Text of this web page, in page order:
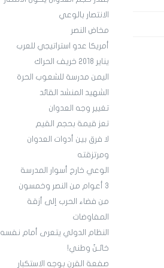
الانتصار بالوعي
مخاض النصر
أمريكا عدو استراتيجي للعرب
يناير 2018 خريف الحراك
اليمن مدرسة للشعوب الحرة
الشهيد المنشد القائد
تغيير وجه العدوان
تعز قيمة بحجم القيم
لا فرق بين أدوات العدوان
ومرتزقته
الوعي خارج أسوار المدرسة
3 أعوام من النصر وخمسون
من فضاء الحرب إلى أزقة
المفاوضات
النظام الدولي يتعرى أمام نفسه
خائـنٌ وطني!
صفعة القرن بوجه الاستكبار